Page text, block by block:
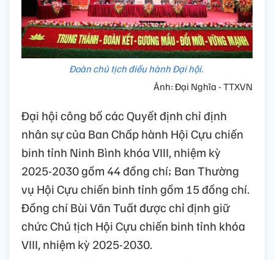
Đoàn chủ tịch điều hành Đại hội.
Ảnh: Đại Nghĩa - TTXVN
Đại hội công bố các Quyết định chỉ định
nhân sự của Ban Chấp hành Hội Cựu chiến
binh tỉnh Ninh Bình khóa VIII, nhiệm kỳ
2025-2030 gồm 44 đồng chí; Ban Thường
vụ Hội Cựu chiến binh tỉnh gồm 15 đồng chí.
Đồng chí Bùi Văn Tuất được chỉ định giữ
chức Chủ tịch Hội Cựu chiến binh tỉnh khóa
VIII, nhiệm kỳ 2025-2030.